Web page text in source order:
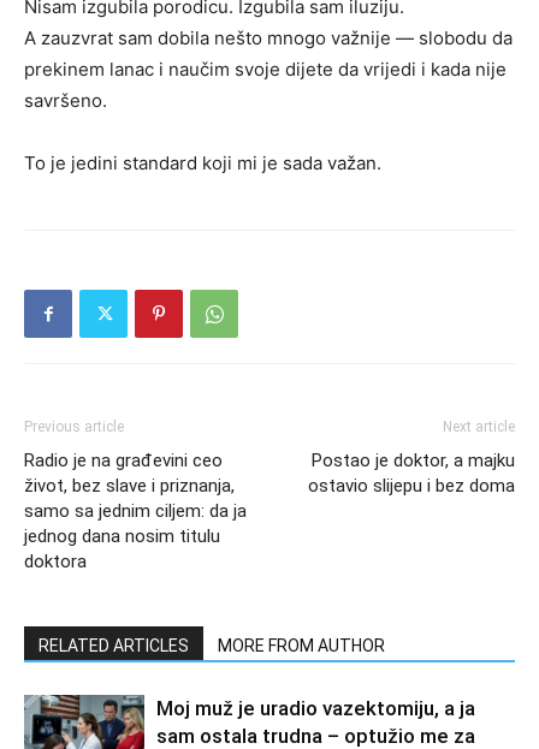
Nisam izgubila porodicu. Izgubila sam iluziju.
A zauzvrat sam dobila nešto mnogo važnije — slobodu da
prekinem lanac i naučim svoje dijete da vrijedi i kada nije
savršeno.
To je jedini standard koji mi je sada važan.
Previous article
Radio je na građevini ceo
život, bez slave i priznanja,
samo sa jednim ciljem: da ja
jednog dana nosim titulu
doktora
Next article
Postao je doktor, a majku
ostavio slijepu i bez doma
RELATED ARTICLES MORE FROM AUTHOR
Moj muž je uradio vazektomiju, a ja
sam ostala trudna – optužio me za